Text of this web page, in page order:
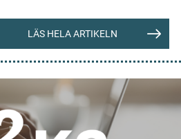
LÄS HELA ARTIKELN